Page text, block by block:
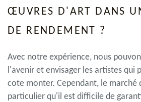
ŒUVRES D'ART DANS
DE RENDEMENT ?
Avec notre expérience, nous
l'avenir et envisager les artistes qui
cote monter. Cependant, le marché
particulier qu'il est difficile de